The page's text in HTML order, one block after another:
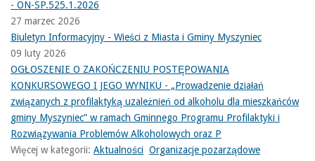
- ON-SP.525.1.2026
27 marzec 2026
Biuletyn Informacyjny - Wieści z Miasta i Gminy Myszyniec
09 luty 2026
OGŁOSZENIE O ZAKOŃCZENIU POSTĘPOWANIA
KONKURSOWEGO I JEGO WYNIKU - „Prowadzenie działań
związanych z profilaktyką uzależnień od alkoholu dla mieszkańców
gminy Myszyniec” w ramach Gminnego Programu Profilaktyki i
Rozwiązywania Problemów Alkoholowych oraz P
Więcej w kategorii: Aktualności Organizacje pozarządowe